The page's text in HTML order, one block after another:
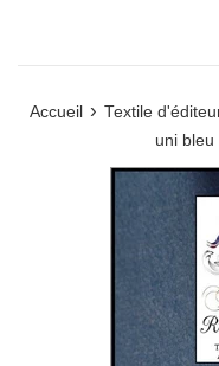
Accueil › Textile
uni